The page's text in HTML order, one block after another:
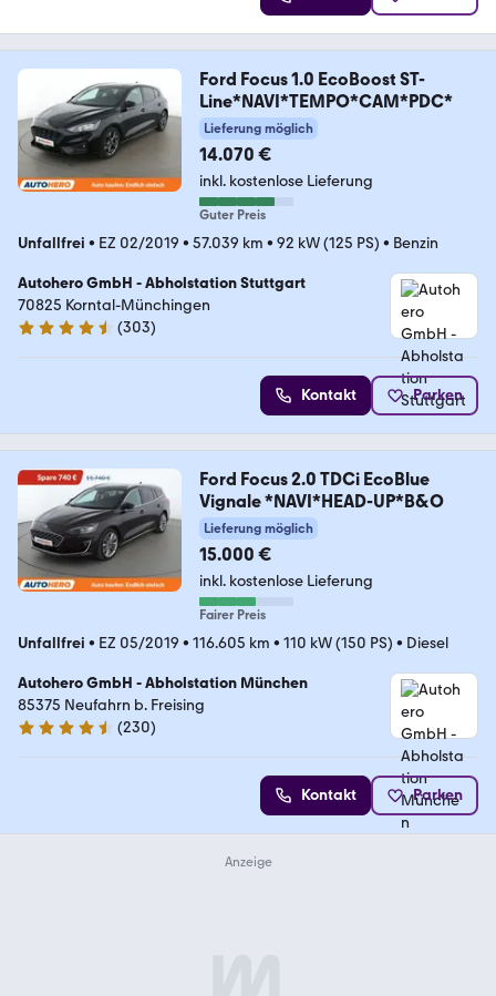
Ford Focus 1.0 EcoBoost ST-
Line*NAVI*TEMPO*CAM*PDC*
Lieferung möglich
14.070 €
inkl. kostenlose Lieferung
Guter Preis
Unfallfrei • EZ 02/2019 • 57.039 km • 92 kW (125 PS) • Benzin
Autohero GmbH - Abholstation Stuttgart
70825 Korntal-Münchingen
4.4 Sterne
(303)
Kontakt Parken
Ford Focus 2.0 TDCi EcoBlue
Vignale *NAVI*HEAD-UP*B&O
Lieferung möglich
15.000 €
inkl. kostenlose Lieferung
Fairer Preis
Unfallfrei • EZ 05/2019 • 116.605 km • 110 kW (150 PS) • Diesel
Autohero GmbH - Abholstation München
85375 Neufahrn b. Freising
4.4 Sterne
(230)
Kontakt Parken